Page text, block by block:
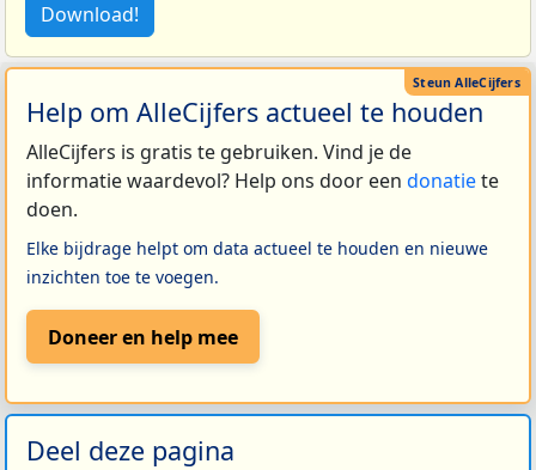
Download!
Help om AlleCijfers actueel te houden
AlleCijfers is gratis te gebruiken. Vind je de
informatie waardevol? Help ons door een donatiete
doen.
Elke bijdrage helpt om data actueel te houden en nieuwe
inzichten toe te voegen.
Doneer en help mee
Deel deze pagina